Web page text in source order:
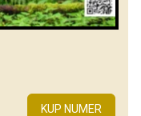
KUP NUMER